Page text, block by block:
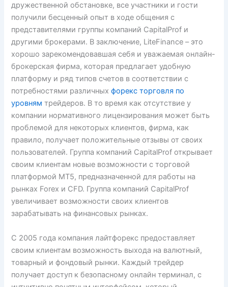
дружественной обстановке, все участники и гости
получили бесценный опыт в ходе общения с
представителями группы компаний CapitalProf и
другими брокерами. В заключение, LiteFinance – это
хорошо зарекомендовавшая себя и уважаемая онлайн-
брокерская фирма, которая предлагает удобную
платформу и ряд типов счетов в соответствии с
потребностями различныхфорекс торговля по
уровням трейдеров. В то время как отсутствие у
компании нормативного лицензирования может быть
проблемой для некоторых клиентов, фирма, как
правило, получает положительные отзывы от своих
пользователей. Группа компаний CapitalProf открывает
своим клиентам новые возможности с торговой
платформой MT5, предназначенной для работы на
рынках Forex и CFD. Группа компаний CapitalProf
увеличивает возможности своих клиентов
зарабатывать на финансовых рынках.
С 2005 года компания лайтфорекс предоставляет
своим клиентам возможность выхода на валютный,
товарный и фондовый рынки. Каждый трейдер
получает доступ к безопасному онлайн терминал, с